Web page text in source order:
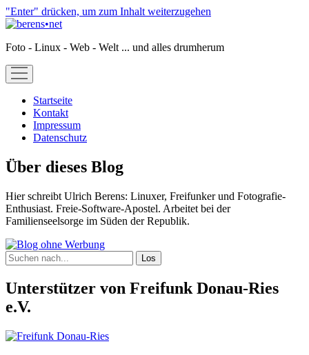
"Enter" drücken, um zum Inhalt weiterzugehen
berens•net
Foto - Linux - Web - Welt ... und alles drumherum
open
menu
Startseite
Kontakt
Impressum
Datenschutz
Sidebar
Über dieses Blog
Hier schreibt Ulrich Berens: Linuxer, Freifunker und Fotografie-
Enthusiast. Freie-Software-Apostel. Arbeitet bei der
Familienseelsorge im Süden der Republik.
Suchen
Unterstützer von Freifunk Donau-Ries
e.V.